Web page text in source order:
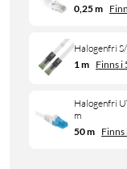
0,25 m
Halogenfri
1 m Finns i
Halogenfri
m
50 m